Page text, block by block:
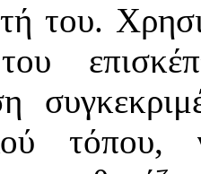
του.
τόπου,